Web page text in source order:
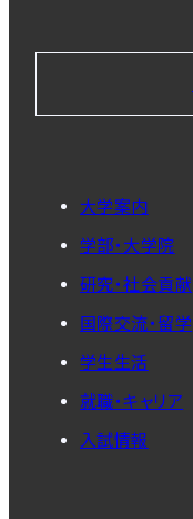
大学案内
学部・大学院
研究・社会貢献
国際交流・留学
学生生活
就職・キャリア
入試情報